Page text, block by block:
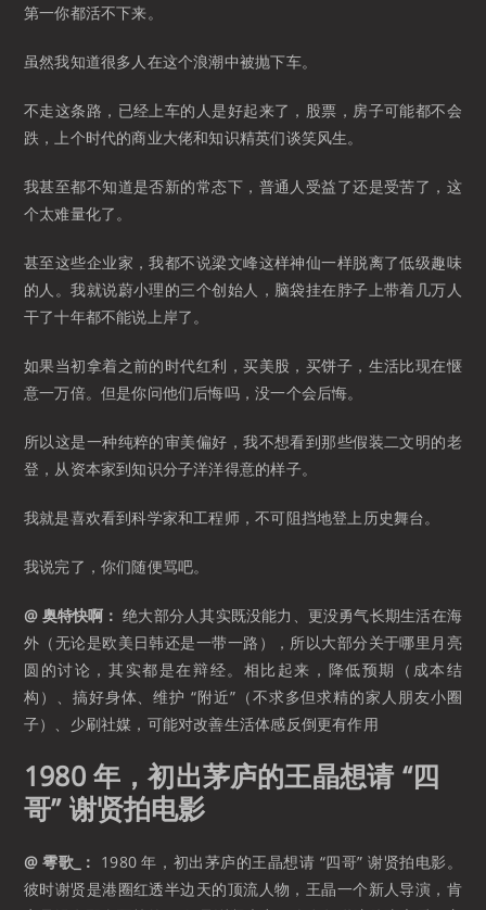
第一你都活不下来。
虽然我知道很多人在这个浪潮中被抛下车。
不走这条路，已经上车的人是好起来了，股票，房子可能都不会
跌，上个时代的商业大佬和知识精英们谈笑风生。
我甚至都不知道是否新的常态下，普通人受益了还是受苦了，这
个太难量化了。
甚至这些企业家，我都不说梁文峰这样神仙一样脱离了低级趣味
的人。我就说蔚小理的三个创始人，脑袋挂在脖子上带着几万人
干了十年都不能说上岸了。
如果当初拿着之前的时代红利，买美股，买饼子，生活比现在惬
意一万倍。但是你问他们后悔吗，没一个会后悔。
所以这是一种纯粹的审美偏好，我不想看到那些假装二文明的老
登，从资本家到知识分子洋洋得意的样子。
我就是喜欢看到科学家和工程师，不可阻挡地登上历史舞台。
我说完了，你们随便骂吧。
@ 奥特快啊： 绝大部分人其实既没能力、更没勇气长期生活在海
外（无论是欧美日韩还是一带一路），所以大部分关于哪里月亮
圆的讨论，其实都是在辩经。相比起来，降低预期（成本结
构）、搞好身体、维护 “附近”（不求多但求精的家人朋友小圈
子）、少刷社媒，可能对改善生活体感反倒更有作用
1980 年，初出茅庐的王晶想请 “四
哥” 谢贤拍电影
@ 雩歌_： 1980 年，初出茅庐的王晶想请 “四哥” 谢贤拍电影。
彼时谢贤是港圈红透半边天的顶流人物，王晶一个新人导演，肯